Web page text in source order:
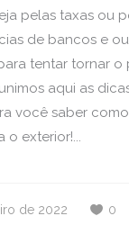
pelas taxas ou
de bancos e
tentar tornar o
aqui as
você saber
exterior!...
de 2022 0